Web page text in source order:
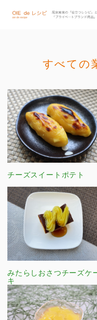
すべての
チーズスイートポテト
みたらしおさつチーズケ
キ